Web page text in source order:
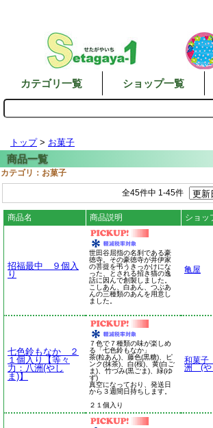
カテゴリ一覧 ショップ一覧
トップ> お菓子
カテゴリ：お菓子
全45件中 1-45件
商品名 商品説明 ショッ
招福最中 ９個入
り
世田谷屈指の名刹である豪
徳寺。その豪徳寺が井伊家
の菩提を弔うきっかけにな
った、とされる招き猫の逸
話に因んで創製しました。
こしあん、白あん、つぶあ
んの三種類のあんを用意し
ました。
亀屋
七色鈴もなか ２
１個入り【等々
力：八洲(やし
ま)】
７色で７種類の味が楽しめ
る「七色鈴もなか」
茶(粒あん)、藤色(黒糖)、ピ
ンク(抹茶)、白(桜)、黄(白ご
ま)、竹づみ(黒ごま)、緑(ゆ
ず)
真空になっており、発送日
から３週間日持ちします。
２１個入り
和菓
洲 (や